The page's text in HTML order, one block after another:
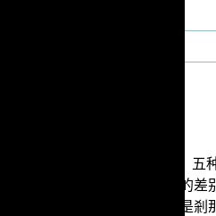
提到的这位误解《胜鬘经》五
菩提道与声闻菩提解脱道的差
惑，这烦恼障的一切烦恼是剎